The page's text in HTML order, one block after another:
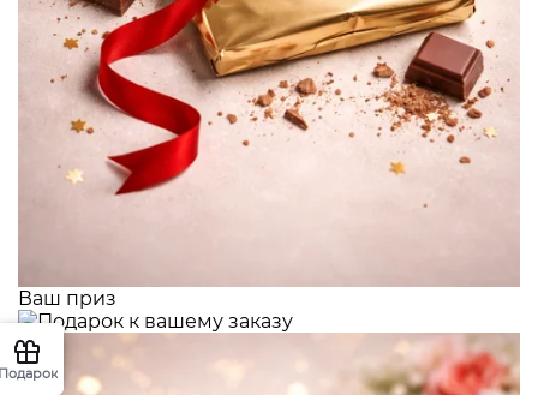
Ваш приз